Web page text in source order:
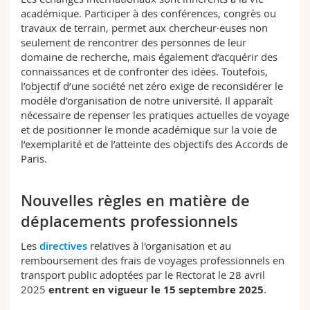
Sciences et médecine
Interfacultaire
Collaborateurs
Doctorants
Webmail
Programme des cours
MyUnifr
académique. Participer à des conférences, congrès ou
travaux de terrain, permet aux chercheur·euses non
seulement de rencontrer des personnes de leur
domaine de recherche, mais également d’acquérir des
connaissances et de confronter des idées. Toutefois,
l’objectif d’une société net zéro exige de reconsidérer le
modèle d’organisation de notre université. Il apparaît
nécessaire de repenser les pratiques actuelles de voyage
et de positionner le monde académique sur la voie de
l’exemplarité et de l’atteinte des objectifs des Accords de
Paris.
Nouvelles règles en matière de
déplacements professionnels
Les directives relatives à l'organisation et au
remboursement des frais de voyages professionnels en
transport public adoptées par le Rectorat le 28 avril
2025 entrent en vigueur le 15 septembre 2025.